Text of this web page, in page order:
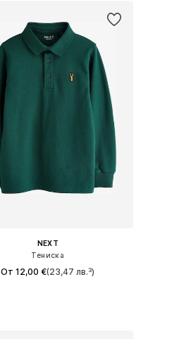
NEXT
Тениска
От 12,00 €(23,47 лв.³)